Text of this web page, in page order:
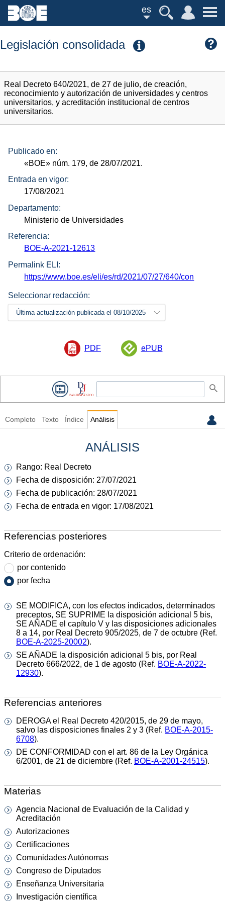
es
Legislación consolidada
Real Decreto 640/2021, de 27 de julio, de creación,
reconocimiento y autorización de universidades y centros
universitarios, y acreditación institucional de centros
universitarios.
Publicado en:
«BOE» núm. 179, de 28/07/2021.
Entrada en vigor:
17/08/2021
Departamento:
Ministerio de Universidades
Referencia:
BOE-A-2021-12613
Permalink ELI:
https://www.boe.es/eli/es/rd/2021/07/27/640/con
Seleccionar redacción:
Última actualización publicada el 08/10/2025
PDF ePUB
Completo Texto Índice Análisis
ANÁLISIS
Rango: Real Decreto
Fecha de disposición: 27/07/2021
Fecha de publicación: 28/07/2021
Fecha de entrada en vigor: 17/08/2021
Referencias posteriores
Criterio de ordenación:
por contenido
por fecha
SE MODIFICA, con los efectos indicados, determinados
preceptos, SE SUPRIME la disposición adicional 5 bis,
SE AÑADE el capítulo V y las disposiciones adicionales
8 a 14, por Real Decreto 905/2025, de 7 de octubre (Ref.
BOE-A-2025-20002).
SE AÑADE la disposición adicional 5 bis, por Real
Decreto 666/2022, de 1 de agosto (Ref. BOE-A-2022-
12930).
Referencias anteriores
DEROGA el Real Decreto 420/2015, de 29 de mayo,
salvo las disposiciones finales 2 y 3 (Ref. BOE-A-2015-
6708).
DE CONFORMIDAD con el art. 86 de la Ley Orgánica
6/2001, de 21 de diciembre (Ref. BOE-A-2001-24515).
Materias
Agencia Nacional de Evaluación de la Calidad y
Acreditación
Autorizaciones
Certificaciones
Comunidades Autónomas
Congreso de Diputados
Enseñanza Universitaria
Investigación científica